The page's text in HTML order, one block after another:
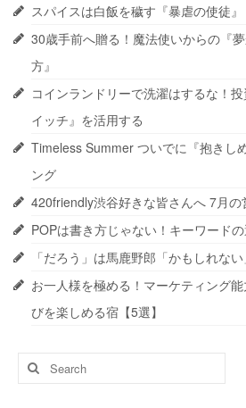
スパイスは白飯を穢す『暴虐の使徒』
30歳手前へ贈る！魔法使いからの『
方』
コインランドリーで洗濯はするな！
イッチ』を活用する
Timeless Summer ついでに『抱きし
ング
420friendly渋谷好きな皆さんへ 7月
POPは書き方じゃない！キーワード
「だろう」は馬鹿野郎「かもしれな
お一人様を極める！マーケティング
びを楽しめる宿【5選】
Search
for: